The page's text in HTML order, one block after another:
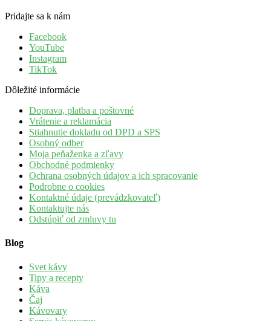
Pridajte sa k nám
Facebook
YouTube
Instagram
TikTok
Dôležité informácie
Doprava, platba a poštovné
Vrátenie a reklamácia
Stiahnutie dokladu od DPD a SPS
Osobný odber
Moja peňaženka a zľavy
Obchodné podmienky
Ochrana osobných údajov a ich spracovanie
Podrobne o cookies
Kontaktné údaje (prevádzkovateľ)
Kontaktujte nás
Odstúpiť od zmluvy tu
Blog
Svet kávy
Tipy a recepty
Káva
Čaj
Kávovary